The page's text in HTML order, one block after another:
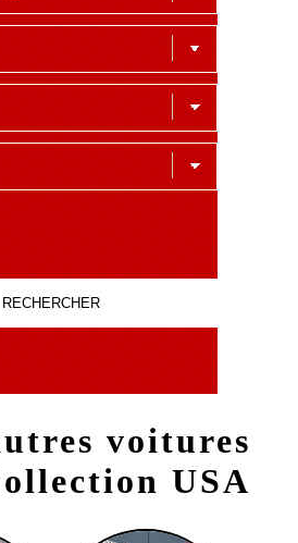
RECHERCHER
voitures
USA